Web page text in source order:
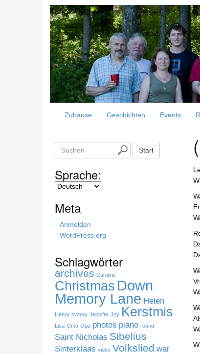
Zuhause Geschichten Events
u
h
e
Start
Sprache:
Meta
Anmelden
WordPress.org
Schlagwörter
archives Caroline
Christmas Down
Memory Lane Helen
Henry history Jennifer Joy Kerstmis
Lisa Oma Opa photos piano round
Saint Nicholas Sibelius
Sinterklaas video Volkslied war